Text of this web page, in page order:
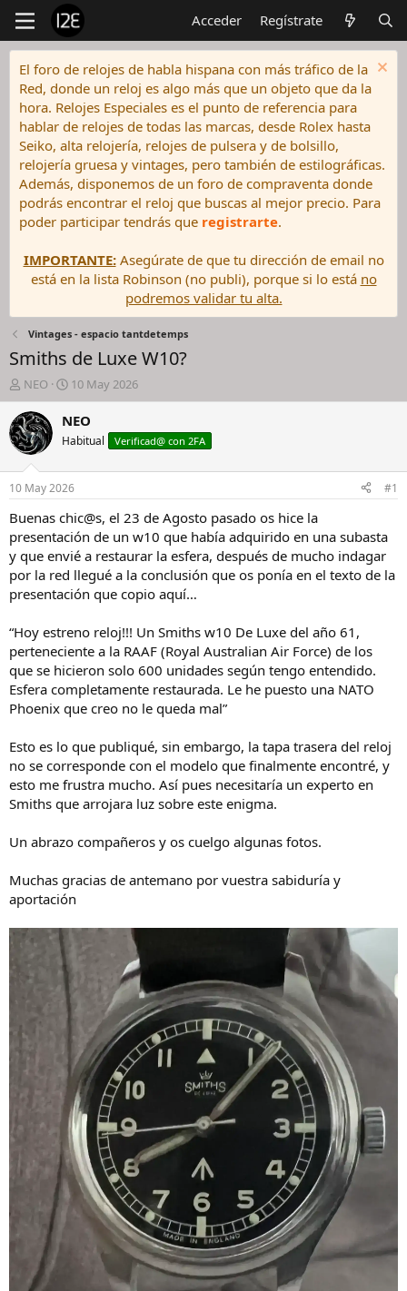
Acceder Regístrate
El foro de relojes de habla hispana con más tráfico de la
Red, donde un reloj es algo más que un objeto que da la
hora. Relojes Especiales es el punto de referencia para
hablar de relojes de todas las marcas, desde Rolex hasta
Seiko, alta relojería, relojes de pulsera y de bolsillo,
relojería gruesa y vintages, pero también de estilográficas.
Además, disponemos de un foro de compraventa donde
podrás encontrar el reloj que buscas al mejor precio. Para
poder participar tendrás que registrarte.
IMPORTANTE:Asegúrate de que tu dirección de email no
está en la lista Robinson (no publi), porque si lo está no
podremos validar tu alta.
Vintages - espacio tantdetemps
Smiths de Luxe W10?
I
n
i
c
i
a
d
o
r
e
l
h
i
o
NEO
F
e
c
a
e
i
n
i
c
i
o
10 May 2026
NEO
Habitual Verificad@ con 2FA
10 May 2026 #1
Buenas chic@s, el 23 de Agosto pasado os hice la
presentación de un w10 que había adquirido en una subasta
y que envié a restaurar la esfera, después de mucho indagar
por la red llegué a la conclusión que os ponía en el texto de la
presentación que copio aquí…
“Hoy estreno reloj!!! Un Smiths w10 De Luxe del año 61,
perteneciente a la RAAF (Royal Australian Air Force) de los
que se hicieron solo 600 unidades según tengo entendido.
Esfera completamente restaurada. Le he puesto una NATO
Phoenix que creo no le queda mal”
Esto es lo que publiqué, sin embargo, la tapa trasera del reloj
no se corresponde con el modelo que finalmente encontré, y
esto me frustra mucho. Así pues necesitaría un experto en
Smiths que arrojara luz sobre este enigma.
Un abrazo compañeros y os cuelgo algunas fotos.
Muchas gracias de antemano por vuestra sabiduría y
aportación